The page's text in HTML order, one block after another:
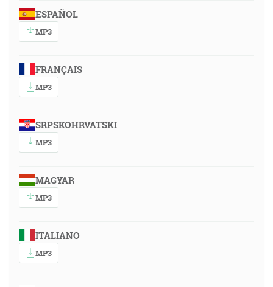
ESPAÑOL
MP3
FRANÇAIS
MP3
SRPSKOHRVATSKI
MP3
MAGYAR
MP3
ITALIANO
MP3